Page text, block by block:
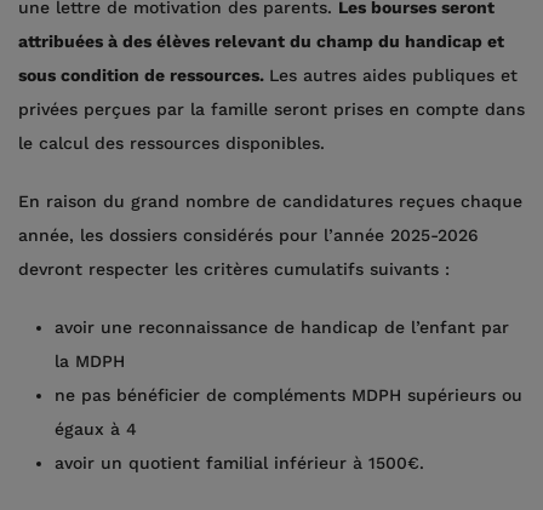
une lettre de motivation des parents. Les bourses seront
attribuées à des élèves relevant du champ du handicap et
sous condition de ressources. Les autres aides publiques et
privées perçues par la famille seront prises en compte dans
le calcul des ressources disponibles.
En raison du grand nombre de candidatures reçues chaque
année, les dossiers considérés pour l’année 2025-2026
devront respecter les critères cumulatifs suivants :
avoir une reconnaissance de handicap de l’enfant par
la MDPH
ne pas bénéficier de compléments MDPH supérieurs ou
égaux à 4
avoir un quotient familial inférieur à 1500€.